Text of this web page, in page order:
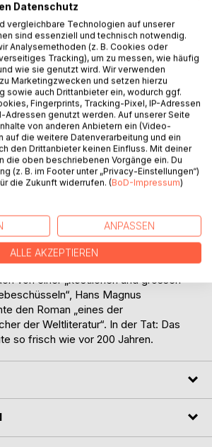
vorherbestimmten Schicksal oder
selbst in der Hand? Der launische
namenloser Herr zotteln in Diderots
zu Pferd übers Land und kommen
alles entscheidende Frage zurück.
der Autor ein literarisches
Es finden sich
die den eigentlichen Reisebericht
die wiederum diese
Zwischenfälle, von denen
alles infrage stellt. Jakob und
Raffinesse kaum zu überbieten
Sternes Tristram Shandy zu
im Roman denn auch ausführlich
von einer „köstlichen und grossen
Hans Magnus
den Roman „eines der
der Weltliteratur“. In der Tat: Das
so frisch wie vor 200 Jahren.
Datenschutz
vergleichbare Technologien auf unserer
sind essenziell und technisch notwendig.
Analysemethoden (z. B. Cookies oder
Tracking), um zu messen, wie häufig
wie sie genutzt wird. Wir verwenden
Marketingzwecken und setzen hierzu
sowie auch Drittanbieter ein, wodurch ggf.
Fingerprints, Tracking-Pixel, IP-Adressen
Adressen genutzt werden. Auf unserer Seite
von anderen Anbietern ein (Video-
auf die weitere Datenverarbeitung und ein
den Drittanbieter keinen Einfluss. Mit deiner
die oben beschriebenen Vorgänge ein. Du
(z. B. im Footer unter „Privacy-Einstellungen“)
die Zukunft widerrufen. (BoD-Impressum)
ANPASSEN
ALLE AKZEPTIEREN